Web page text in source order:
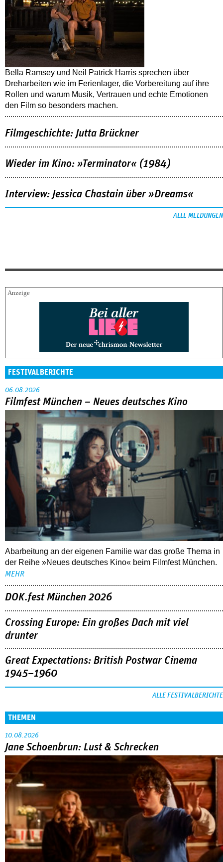
Bella Ramsey und Neil Patrick Harris sprechen über
Dreharbeiten wie im Ferienlager, die Vorbereitung auf ihre
Rollen und warum Musik, Vertrauen und echte Emotionen
den Film so besonders machen.
Filmgeschichte: Jutta Brückner
Wieder im Kino: »Terminator« (1984)
Interview: Jessica Chastain über »Dreams«
ALLE MELDUNGEN
FESTIVALBERICHTE
06.08.2026
Filmfest München – Neues deutsches Kino
Abarbeitung an der eigenen Familie war das große Thema in
der Reihe »Neues deutsches Kino« beim Filmfest München.
MEHR
DOK.fest München 2026
Crossing Europe: Ein großes Dach mit viel
drunter
Great Expectations: British Postwar Cinema
1945–1960
ALLE FESTIVALBERICHTE
THEMEN
10.08.2026
Jane Schoenbrun: Lust & Schrecken